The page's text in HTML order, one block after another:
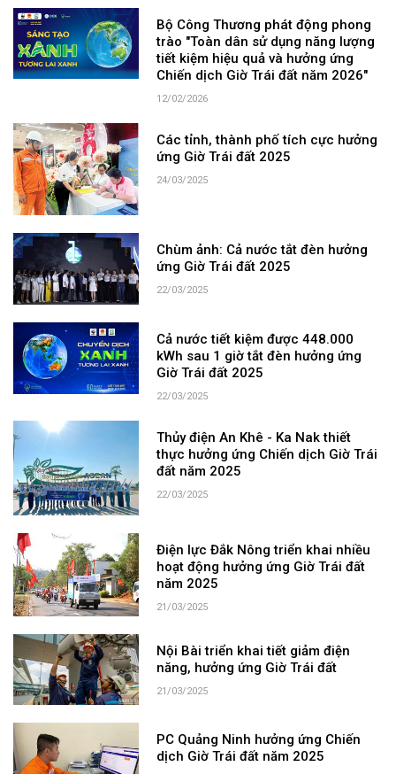
Bộ Công Thương phát động phong
trào "Toàn dân sử dụng năng lượng
tiết kiệm hiệu quả và hưởng ứng
Chiến dịch Giờ Trái đất năm 2026"
12/02/2026
Các tỉnh, thành phố tích cực hưởng
ứng Giờ Trái đất 2025
24/03/2025
Chùm ảnh: Cả nước tắt đèn hưởng
ứng Giờ Trái đất 2025
22/03/2025
Cả nước tiết kiệm được 448.000
kWh sau 1 giờ tắt đèn hưởng ứng
Giờ Trái đất 2025
22/03/2025
Thủy điện An Khê - Ka Nak thiết
thực hưởng ứng Chiến dịch Giờ Trái
đất năm 2025
22/03/2025
Điện lực Đắk Nông triển khai nhiều
hoạt động hưởng ứng Giờ Trái đất
năm 2025
21/03/2025
Nội Bài triển khai tiết giảm điện
năng, hưởng ứng Giờ Trái đất
21/03/2025
PC Quảng Ninh hưởng ứng Chiến
dịch Giờ Trái đất năm 2025